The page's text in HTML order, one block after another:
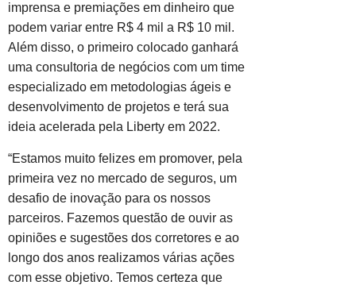
imprensa e premiações em dinheiro que
podem variar entre R$ 4 mil a R$ 10 mil.
Além disso, o primeiro colocado ganhará
uma consultoria de negócios com um time
especializado em metodologias ágeis e
desenvolvimento de projetos e terá sua
ideia acelerada pela Liberty em 2022.
“Estamos muito felizes em promover, pela
primeira vez no mercado de seguros, um
desafio de inovação para os nossos
parceiros. Fazemos questão de ouvir as
opiniões e sugestões dos corretores e ao
longo dos anos realizamos várias ações
com esse objetivo. Temos certeza que